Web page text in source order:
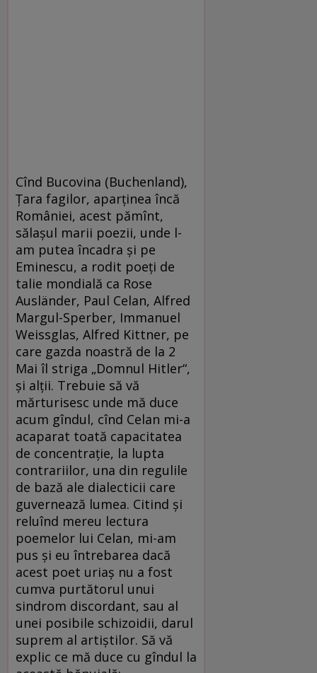
Cînd Bucovina (Buchenland),
Țara fagilor, aparținea încă
României, acest pămînt,
sălașul marii poezii, unde l-
am putea încadra și pe
Eminescu, a rodit poeți de
talie mondială ca Rose
Ausländer, Paul Celan, Alfred
Margul-Sperber, Immanuel
Weissglas, Alfred Kittner, pe
care gazda noastră de la 2
Mai îl striga „Domnul Hitler“,
și alții. Trebuie să vă
mărturisesc unde mă duce
acum gîndul, cînd Celan mi-a
acaparat toată capacitatea
de concentrație, la lupta
contrariilor, una din regulile
de bază ale dialecticii care
guvernează lumea. Citind și
reluînd mereu lectura
poemelor lui Celan, mi-am
pus și eu întrebarea dacă
acest poet uriaș nu a fost
cumva purtătorul unui
sindrom discordant, sau al
unei posibile schizoidii, darul
suprem al artiștilor. Să vă
explic ce mă duce cu gîndul la